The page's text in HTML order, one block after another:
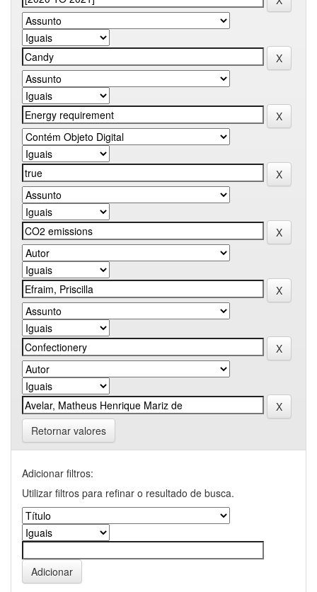
Retornar valores
Adicionar filtros:
Utilizar filtros para refinar o resultado de busca.